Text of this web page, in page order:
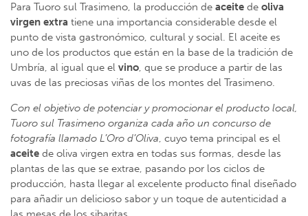
Para Tuoro sul Trasimeno, la producción de aceite de oliva
virgen extra tiene una importancia considerable desde el
punto de vista gastronómico, cultural y social. El aceite es
uno de los productos que están en la base de la tradición de
Umbría, al igual que el vino, que se produce a partir de las
uvas de las preciosas viñas de los montes del Trasimeno.
Con el objetivo de potenciar y promocionar el producto local,
Tuoro sul Trasimeno organiza cada año un concurso de
fotografía llamado L’Oro d’Oliva, cuyo tema principal es el
aceite de oliva virgen extra en todas sus formas, desde las
plantas de las que se extrae, pasando por los ciclos de
producción, hasta llegar al excelente producto final diseñado
para añadir un delicioso sabor y un toque de autenticidad a